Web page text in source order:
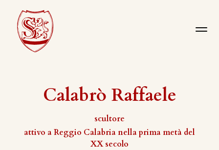
Calabrò Raffaele
scultore
attivo a Reggio Calabria nella prima metà del
XX secolo